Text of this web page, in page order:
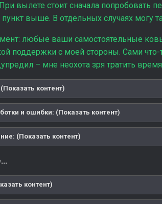
вылете стоит сначала попробовать
выше. В отдельных случаях могу
любые ваши самостоятельные
поддержки с моей стороны. Сами что-
– мне неохота зря тратить
контент)
и ошибки: (Показать контент)
(Показать контент)
контент)